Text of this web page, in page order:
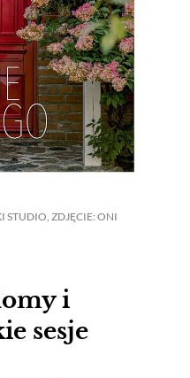
STUDIO, ZDJĘCIE: ONI
i
sesje